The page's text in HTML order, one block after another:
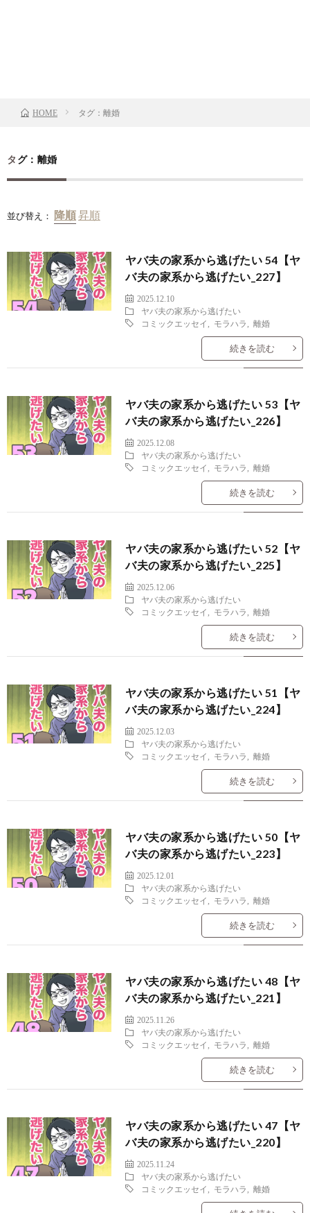
HOME タグ：離婚
タグ：離婚
並び替え：
ヤバ夫の家系から逃げたい 54【ヤ
バ夫の家系から逃げたい_227】
2025.12.10
ヤバ夫の家系から逃げたい
コミックエッセイ
モラハラ ,離婚
続きを読む
ヤバ夫の家系から逃げたい 53【ヤ
バ夫の家系から逃げたい_226】
2025.12.08
ヤバ夫の家系から逃げたい
コミックエッセイ
モラハラ ,離婚
続きを読む
ヤバ夫の家系から逃げたい 52【ヤ
バ夫の家系から逃げたい_225】
2025.12.06
ヤバ夫の家系から逃げたい
コミックエッセイ
モラハラ ,離婚
続きを読む
ヤバ夫の家系から逃げたい 51【ヤ
バ夫の家系から逃げたい_224】
2025.12.03
ヤバ夫の家系から逃げたい
コミックエッセイ
モラハラ ,離婚
続きを読む
ヤバ夫の家系から逃げたい 50【ヤ
バ夫の家系から逃げたい_223】
2025.12.01
ヤバ夫の家系から逃げたい
コミックエッセイ
モラハラ ,離婚
続きを読む
ヤバ夫の家系から逃げたい 48【ヤ
バ夫の家系から逃げたい_221】
2025.11.26
ヤバ夫の家系から逃げたい
コミックエッセイ
モラハラ ,離婚
続きを読む
ヤバ夫の家系から逃げたい 47【ヤ
バ夫の家系から逃げたい_220】
2025.11.24
ヤバ夫の家系から逃げたい
コミックエッセイ
モラハラ ,離婚